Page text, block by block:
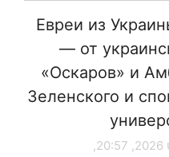
Евреи из
— от
«Оскаров» и
Зеленского и